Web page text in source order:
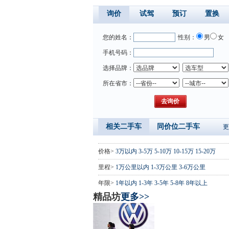
询价 试驾 预订 置换
您的姓名： 性别： 男 女
手机号码：
选择品牌：
所在省市：
相关二手车 同价位二手车
价格> 3万以内 3-5万 5-10万 10-15万 15-20万
里程> 1万公里以内 1-3万公里 3-6万公里
年限> 1年以内 1-3年 3-5年 5-8年 8年以上
精品坊更多>>